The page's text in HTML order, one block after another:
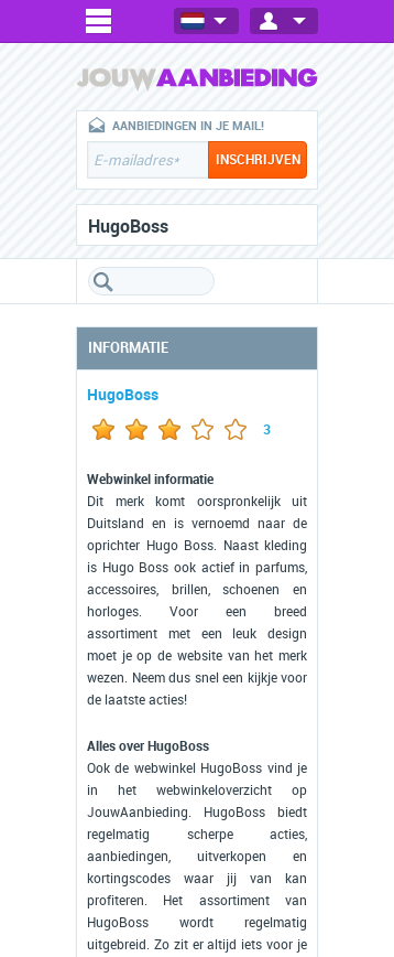
AANBIEDINGEN IN JE MAIL!
HugoBoss
INFORMATIE
HugoBoss
3
Webwinkel informatie
Dit merk komt oorspronkelijk uit
Duitsland en is vernoemd naar de
oprichter Hugo Boss. Naast kleding
is Hugo Boss ook actief in parfums,
accessoires, brillen, schoenen en
horloges. Voor een breed
assortiment met een leuk design
moet je op de website van het merk
wezen. Neem dus snel een kijkje voor
de laatste acties!
Alles over HugoBoss
Ook de webwinkel HugoBoss vind je
in het webwinkeloverzicht op
JouwAanbieding. HugoBoss biedt
regelmatig scherpe acties,
aanbiedingen, uitverkopen en
kortingscodes waar jij van kan
profiteren. Het assortiment van
HugoBoss wordt regelmatig
uitgebreid. Zo zit er altijd iets voor je